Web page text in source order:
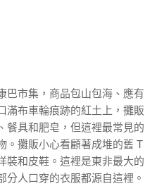
巴市集，商品包山包海、應有
滿布車輪痕跡的紅土上，攤販
餐具和肥皂，但這裡最常見的
。攤販小心看顧著成堆的舊 T
裝和皮鞋。這裡是東非最大的
分人口穿的衣服都源自這裡。